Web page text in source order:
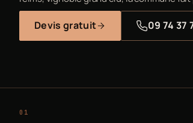
Devis gratuit 09 74 37